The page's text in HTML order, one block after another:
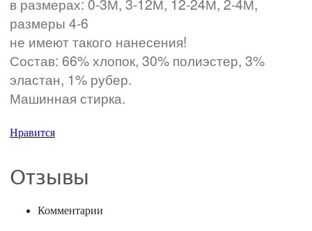
в размерах: 0­-3М, 3­-12М, 12­-24М, 2-4М,
размеры 4­-6
не имеют такого нанесения!
Состав: 66% хлопок, 30% полиэстер, 3%
эластан, 1% рубер.
Машинная стирка.
Нравится
Отзывы
Комментарии